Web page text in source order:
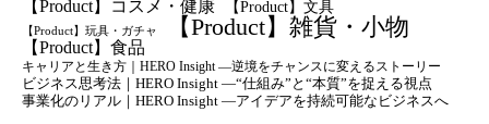
【Product】コスメ・健康 【Product】文具
【Product】玩具・ガチャ 【Product】雑貨・小物
【Product】食品
キャリアと生き方｜HERO Insight —逆境をチャンスに変えるストーリー
ビジネス思考法｜HERO Insight —“仕組み”と“本質”を捉える視点
事業化のリアル｜HERO Insight —アイデアを持続可能なビジネスへ